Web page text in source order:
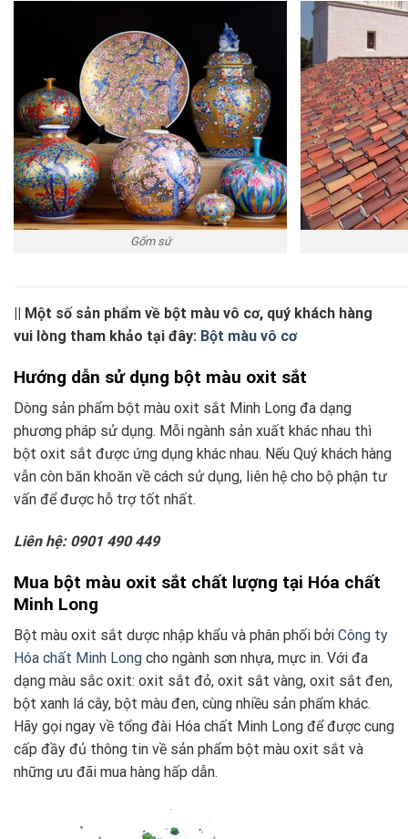
Gốm sứ
|| Một số sản phẩm về bột màu vô cơ, quý khách hàng
vui lòng tham khảo tại đây: Bột màu vô cơ
Hướng dẫn sử dụng bột màu oxit sắt
Dòng sản phẩm bột màu oxit sắt Minh Long đa dạng
phương pháp sử dụng. Mỗi ngành sản xuất khác nhau thì
bột oxit sắt được ứng dụng khác nhau. Nếu Quý khách hàng
vẫn còn băn khoăn về cách sử dụng, liên hệ cho bộ phận tư
vấn để được hỗ trợ tốt nhất.
Liên hệ: 0901 490 449
Mua bột màu oxit sắt chất lượng tại Hóa chất
Minh Long
Bột màu oxit sắt dược nhập khẩu và phân phối bởi Công ty
Hóa chất Minh Long cho ngành sơn nhựa, mực in. Với đa
dạng màu sắc oxit: oxit sắt đỏ, oxit sắt vàng, oxit sắt đen,
bột xanh lá cây, bột màu đen, cùng nhiều sản phẩm khác.
Hãy gọi ngay về tổng đài Hóa chất Minh Long để được cung
cấp đầy đủ thông tin về sản phẩm bột màu oxit sắt và
những ưu đãi mua hàng hấp dẫn.